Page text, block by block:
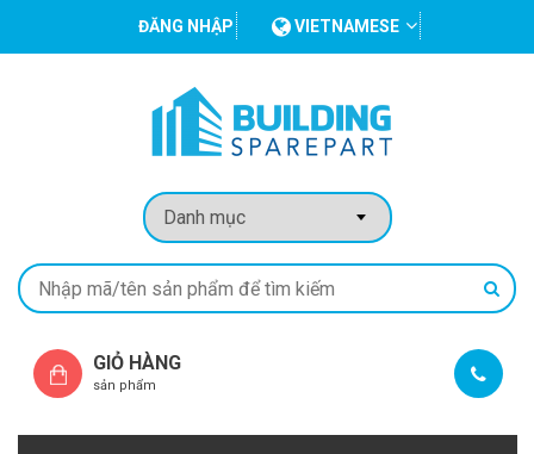
ĐĂNG NHẬP VIETNAMESE
GIỎ HÀNG
sản phẩm